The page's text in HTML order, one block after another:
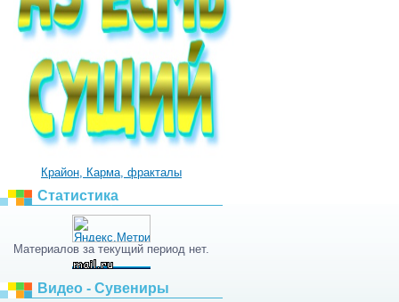
Крайон, Карма, фракталы
Статистика
Материалов за текущий период нет.
Видео - Сувениры